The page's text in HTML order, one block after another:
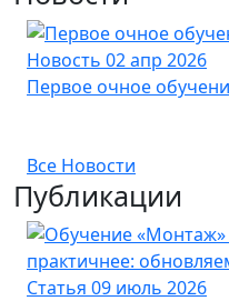
Новость 02 апр 2026
Первое очное
Все Новости
Публикации
Статья 09 июль 2026